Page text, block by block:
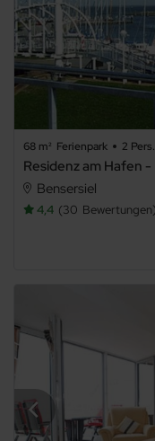
68 m² Ferienpark 2 Pers.
Residenz am Hafen
Bensersiel
4,4 30 Bewertungen